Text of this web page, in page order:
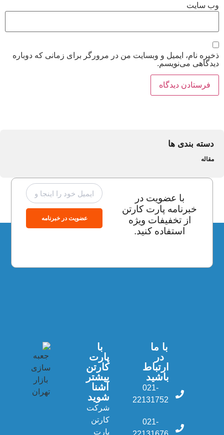
وب‌ سایت
ذخیره نام، ایمیل و وبسایت من در مرورگر برای زمانی که دوباره
دیدگاهی می‌نویسم.
دسته بندی ها
مقاله
با عضویت در
خبرنامه پارت کارتن
از تخفیفات ویژه
استفاده کنید.
عضویت در خبرنامه
با ما
در
ارتباط
باشید
021-
22131752
021-
با
پارت
کارتن
بیشتر
آشنا
شوید
شرکت
کارتن
پارت